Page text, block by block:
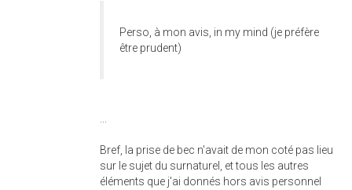
Perso, à mon avis, in my mind (je préfère
être prudent)
Bref, la prise de bec n'avait de mon coté pas lieu
sur le sujet du surnaturel, et tous les autres
éléments que j'ai donnés hors avis personnel